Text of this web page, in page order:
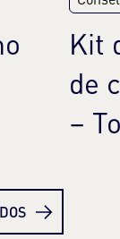
Kit
de
–